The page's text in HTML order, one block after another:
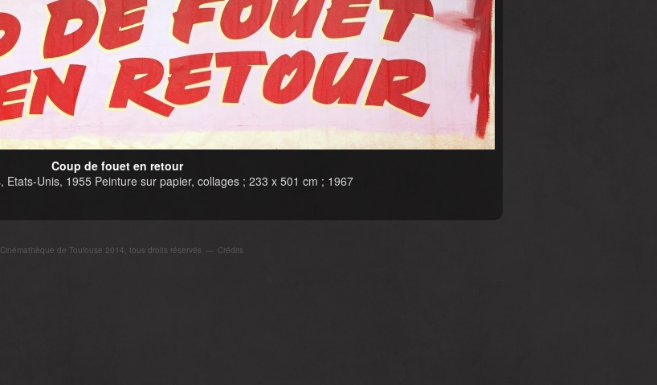
Coup de fouet en retour
Etats-Unis, 1955 Peinture sur papier, collages ; 233 x 501 cm ; 1967
de Toulouse 2014, tous droits réservés — Crédits